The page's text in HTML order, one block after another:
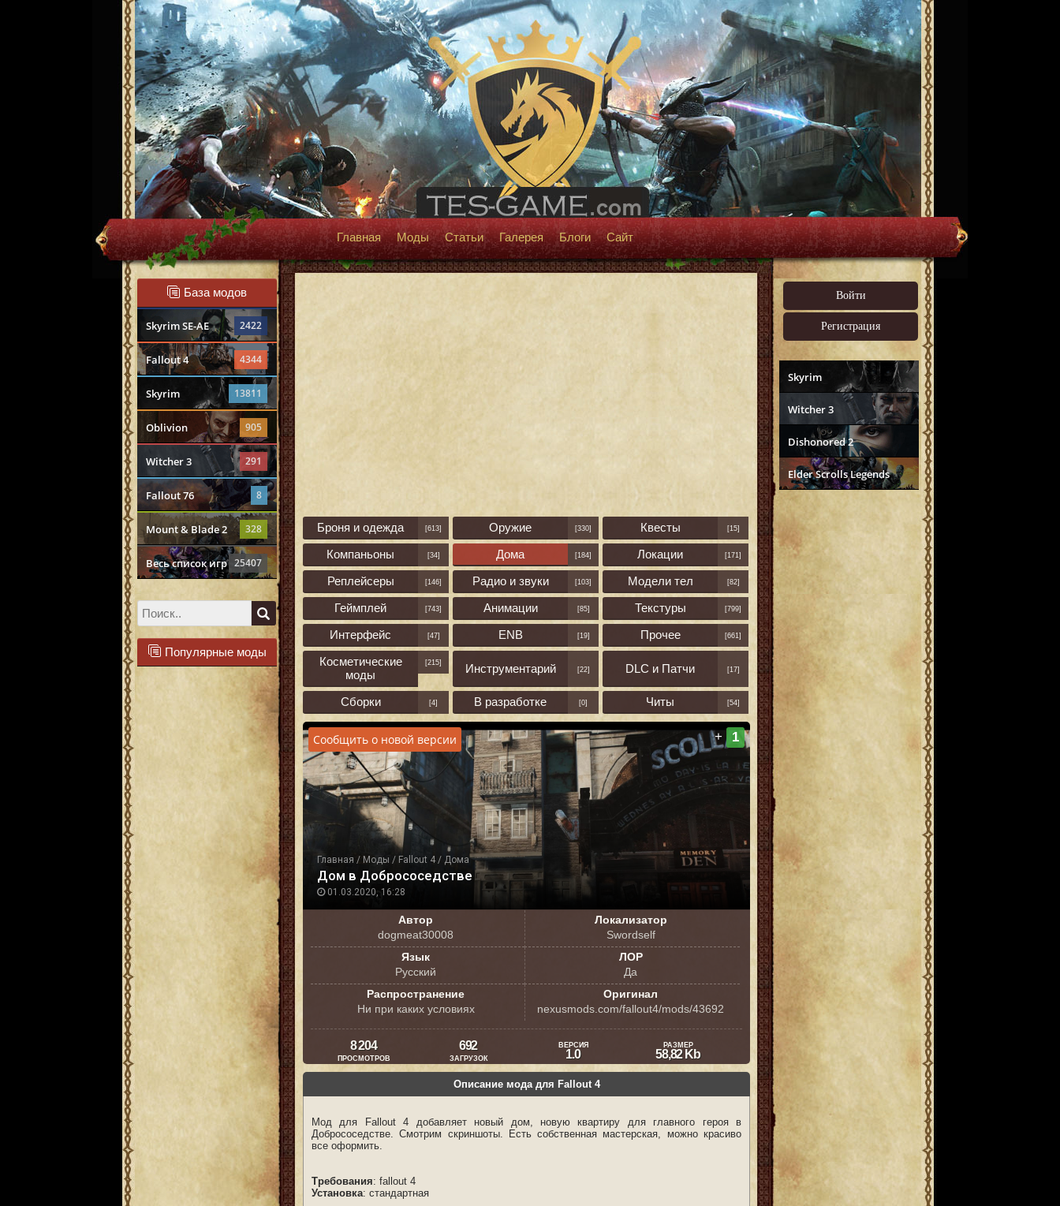
Главная Моды Статьи Галерея Блоги Сайт
База модов
Skyrim SE-AE 2422
Fallout 4 4344
Skyrim 13811
Oblivion 905
Witcher 3 291
Fallout 76 8
Mount & Blade 2 328
Весь список игр 25407
Популярные моды
Войти
Регистрация
Skyrim
Witcher 3
Dishonored 2
Elder Scrolls Legends
Броня и одежда [613] Оружие [330] Квесты [15]
Компаньоны [34] Дома [184] Локации [171]
Реплейсеры [146] Радио и звуки [103] Модели тел [82]
Геймплей [743] Анимации [85] Текстуры [799]
Интерфейс [47] ENB [19] Прочее [661]
Косметические
моды
[215] Инструментарий [22] DLC и Патчи [17]
Сборки [4] В разработке [0] Читы [54]
Главная / Моды / Fallout 4 / Дома
01.03.2020, 16:28
Дом в Добрососедстве
Сообщить о новой версии + 1
Автор
dogmeat30008
Локализатор
Swordself
Язык
Русский
ЛОР
Да
Распространение
Ни при каких условиях
Оригинал
nexusmods.com/fallout4/mods/43692
8 204
ПРОСМОТРОВ
692
ЗАГРУЗОК
ВЕРСИЯ
1.0
РАЗМЕР
58,82 Kb
Описание мода для Fallout 4
Мод для Fallout 4 добавляет новый дом, новую квартиру для главного героя в
Добрососедстве. Смотрим скриншоты. Есть собственная мастерская, можно красиво
все оформить.
Требования: fallout 4
Установка: стандартная